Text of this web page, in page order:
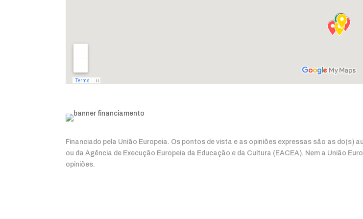
Financiado pela União Europeia. Os pontos de vista e as opiniões expressas são as do(s)
ou da Agência de Execução Europeia da Educação e da Cultura (EACEA). Nem a União
opiniões.